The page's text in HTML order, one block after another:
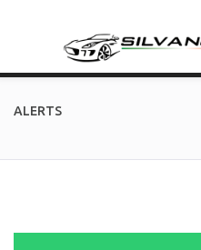
ALERTS